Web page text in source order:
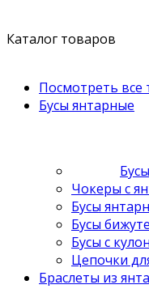
Каталог товаров
Посмотреть все
Бусы янтарные
Чокеры с
Бусы
Бусы
Бусы с
Цепочки
Браслеты из